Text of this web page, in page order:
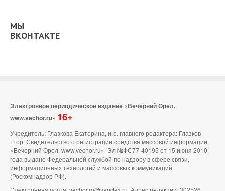
МЫ
ВКОНТАКТЕ
Электронное периодическое издание «Вечерний Орел,
www.vechor.ru» 16+
Учредитель: Глазкова Екатерина, и.о. главного редактора: Глазков
Егор Свидетельство о регистрации средства массовой информации
«Вечерний Орел, www.vechor.ru» Эл №ФС77-40195 от 15 июня 2010
года выдано Федеральной службой по надзору в сфере связи,
информационных технологий и массовых коммуникаций
(Роскомнадзор РФ).